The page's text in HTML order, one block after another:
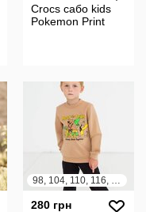
Crocs сабо kids
Pokemon Print
98, 104, 110, 116, 122, 128
280 грн